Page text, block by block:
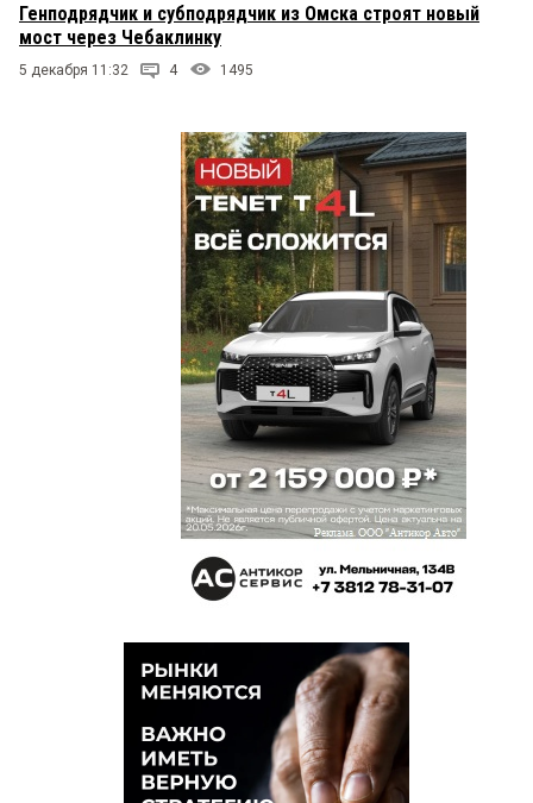
Генподрядчик и субподрядчик из Омска строят новый
мост через Чебаклинку
5 декабря 11:32 4 1495